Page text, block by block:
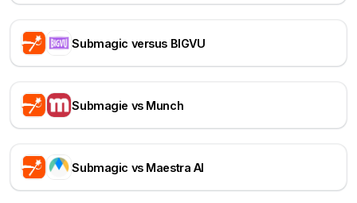
Submagic versus BIGVU
Submagie vs Munch
Submagic vs Maestra AI